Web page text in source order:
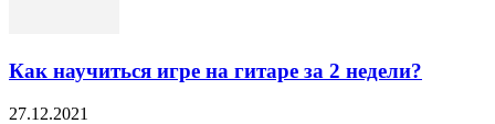
Как научиться игре на гитаре за 2 недели?
27.12.2021